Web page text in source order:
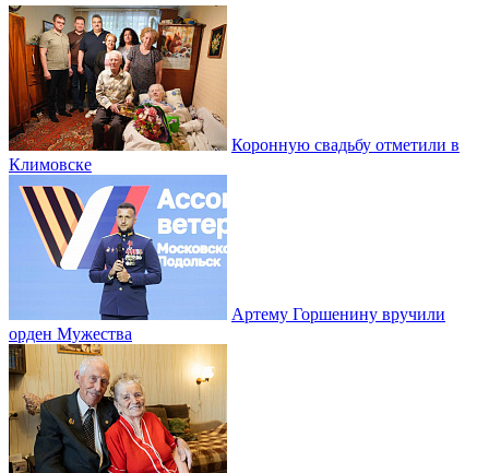
Коронную свадьбу отметили в
Климовске
Артему Горшенину вручили
орден Мужества